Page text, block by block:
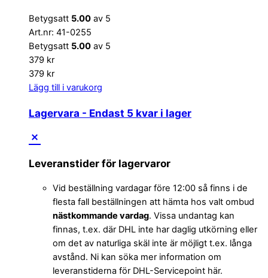
Betygsatt 5.00 av 5
Art.nr: 41-0255
Betygsatt 5.00 av 5
379 kr
379 kr
Lägg till i varukorg
Lagervara - Endast 5 kvar i lager
Leveranstider för lagervaror
Vid beställning vardagar före 12:00 så finns i de
flesta fall beställningen att hämta hos valt ombud
nästkommande vardag. Vissa undantag kan
finnas, t.ex. där DHL inte har daglig utkörning eller
om det av naturliga skäl inte är möjligt t.ex. långa
avstånd. Ni kan söka mer information om
leveranstiderna för DHL-Servicepoint här.